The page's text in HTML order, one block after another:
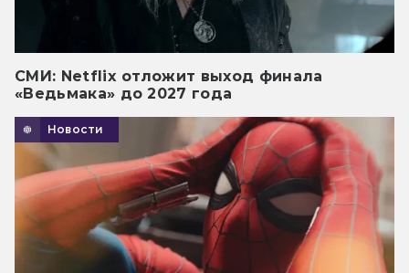
СМИ: Netflix отложит выход финала
«Ведьмака» до 2027 года
Новости